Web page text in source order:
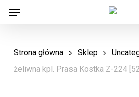
Skip
content
Menu
Strona główna Sklep
żeliwna kpl. Prasa Kostka Z-224
Menu